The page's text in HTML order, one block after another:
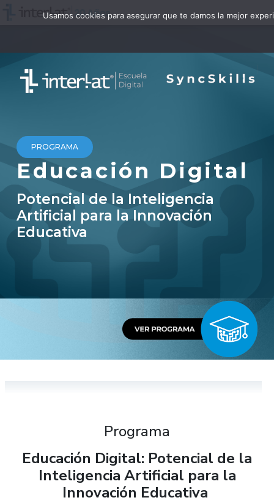
PROGRAMA
Educación Digital
Potencial de la Inteligencia
Artificial para la Innovación
Educativa
Programa
Educación Digital: Potencial de la
Inteligencia Artificial para la
Innovación Educativa
Usamos cookies para asegurar que te damos la mejor